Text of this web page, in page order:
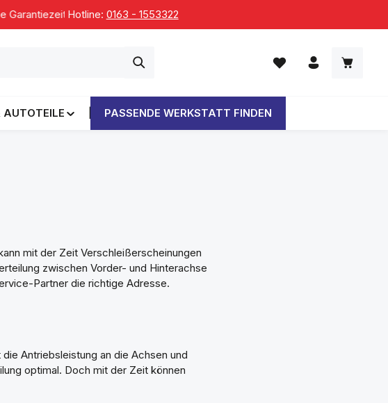
auf 15 Monate. Während der Wartezeit wird ein kostenloser Leihwagen
Hotline: 0163 - 1553322
AUTOTEILE PASSENDE WERKSTATT FINDEN
mit der Zeit Verschleißerscheinungen
zwischen Vorder- und Hinterachse
Partner die richtige Adresse.
die Antriebsleistung an die Achsen und
optimal. Doch mit der Zeit können